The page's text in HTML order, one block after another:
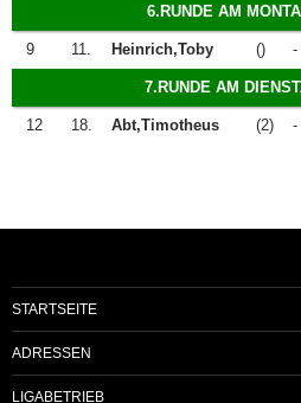
6.RUNDE AM
9 11. Heinrich,Toby () -
7.RUNDE AM
12 18. Abt,Timotheus (2) -
STARTSEITE
ADRESSEN
LIGABETRIEB